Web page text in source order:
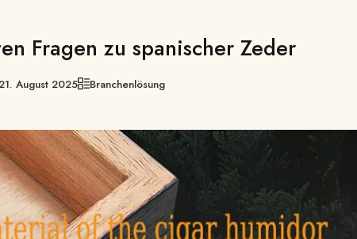
Fragen zu spanischer Zeder
August 2025 Branchenlösung